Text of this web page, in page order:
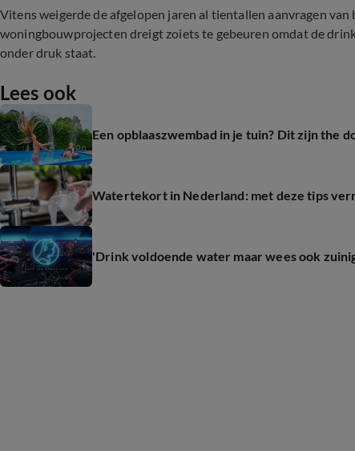
Vitens weigerde de afgelopen jaren al tientallen aanvragen
woningbouwprojecten dreigt zoiets te gebeuren omdat de
onder druk staat.
Lees ook
Een opblaaszwembad in je tuin? Dit zijn the
Watertekort in Nederland: met deze tips
'Drink voldoende water maar wees ook